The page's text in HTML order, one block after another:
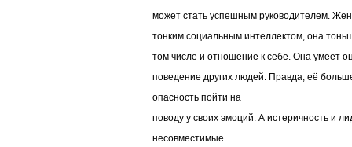
может стать успешным руководителем.
тонким социальным интеллектом, она
том числе и отношение к себе. Она умеет
поведение других людей. Правда, её
опасность пойти на
поводу у своих эмоций. А истеричность и
несовместимые.